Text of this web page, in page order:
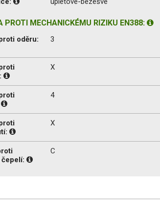
PROTI MECHANICKÉMU RIZIKU EN388:
oděru: 3
X
4
X
čepelí:
C